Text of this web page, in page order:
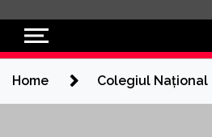
Home Colegiul Național